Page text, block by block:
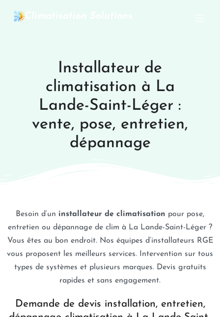
Installateur de
climatisation à La
Lande-Saint-Léger :
vente, pose, entretien,
dépannage
Besoin d’un installateur de climatisation pour pose,
entretien ou dépannage de clim à La Lande-Saint-Léger ?
Vous êtes au bon endroit. Nos équipes d’installateurs RGE
vous proposent les meilleurs services. Intervention sur tous
types de systèmes et plusieurs marques. Devis gratuits
rapides et sans engagement.
Demande de devis installation, entretien,